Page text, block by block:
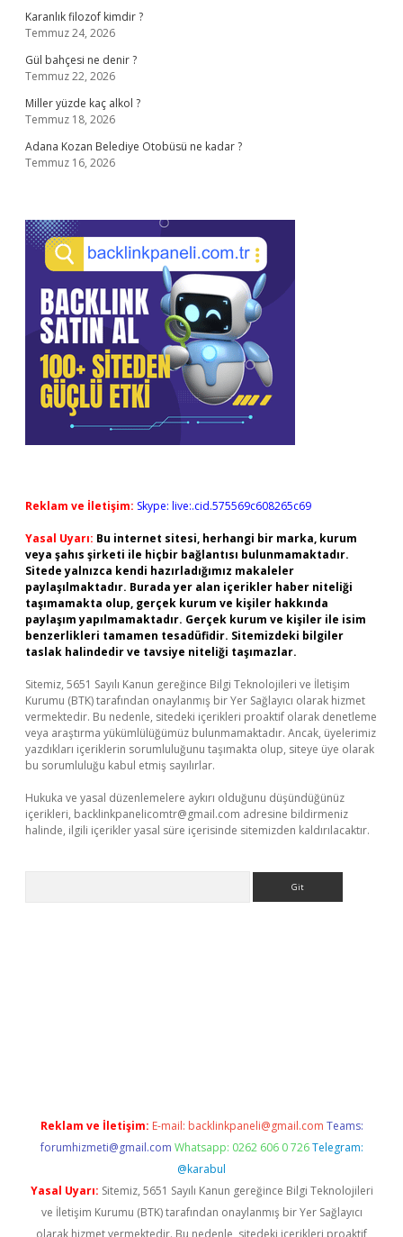
Karanlık filozof kimdir ?
Temmuz 24, 2026
Gül bahçesi ne denir ?
Temmuz 22, 2026
Miller yüzde kaç alkol ?
Temmuz 18, 2026
Adana Kozan Belediye Otobüsü ne kadar ?
Temmuz 16, 2026
Reklam ve İletişim: Skype: live:.cid.575569c608265c69
Yasal Uyarı: Bu internet sitesi, herhangi bir marka, kurum
veya şahıs şirketi ile hiçbir bağlantısı bulunmamaktadır.
Sitede yalnızca kendi hazırladığımız makaleler
paylaşılmaktadır. Burada yer alan içerikler haber niteliği
taşımamakta olup, gerçek kurum ve kişiler hakkında
paylaşım yapılmamaktadır. Gerçek kurum ve kişiler ile isim
benzerlikleri tamamen tesadüfidir. Sitemizdeki bilgiler
taslak halindedir ve tavsiye niteliği taşımazlar.
Sitemiz, 5651 Sayılı Kanun gereğince Bilgi Teknolojileri ve İletişim
Kurumu (BTK) tarafından onaylanmış bir Yer Sağlayıcı olarak hizmet
vermektedir. Bu nedenle, sitedeki içerikleri proaktif olarak denetleme
veya araştırma yükümlülüğümüz bulunmamaktadır. Ancak, üyelerimiz
yazdıkları içeriklerin sorumluluğunu taşımakta olup, siteye üye olarak
bu sorumluluğu kabul etmiş sayılırlar.
Hukuka ve yasal düzenlemelere aykırı olduğunu düşündüğünüz
içerikleri, backlinkpanelicomtr@gmail.com adresine bildirmeniz
halinde, ilgili içerikler yasal süre içerisinde sitemizden kaldırılacaktır.
Reklam ve İletişim: E-mail: backlinkpaneli@gmail.com Teams:
forumhizmeti@gmail.com Whatsapp: 0262 606 0 726 Telegram:
@karabul
Yasal Uyarı: Sitemiz, 5651 Sayılı Kanun gereğince Bilgi Teknolojileri
ve İletişim Kurumu (BTK) tarafından onaylanmış bir Yer Sağlayıcı
olarak hizmet vermektedir. Bu nedenle, sitedeki içerikleri proaktif